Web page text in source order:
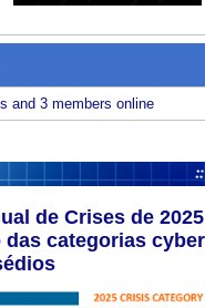
and 3 members online
de Crises de
categorias